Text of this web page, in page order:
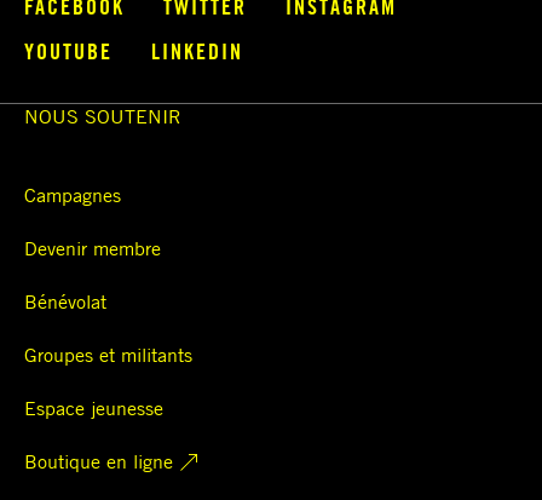
FACEBOOK TWITTER
INSTAGRAM
YOUTUBE
LINKEDIN
NOUS SOUTENIR
Campagnes
Devenir membre
Bénévolat
Groupes et militants
Espace jeunesse
Boutique en ligne